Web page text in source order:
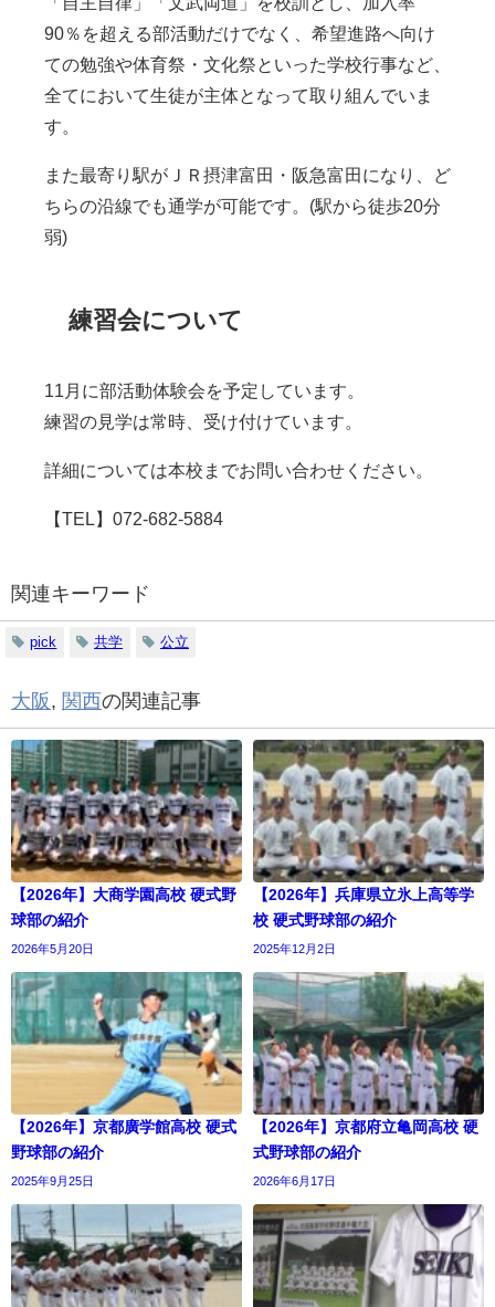
90％を超える部活動だけでなく、希望進路へ向け
ての勉強や体育祭・文化祭といった学校行事など、
全てにおいて生徒が主体となって取り組んでいま
す。
また最寄り駅がＪＲ摂津富田・阪急富田になり、ど
ちらの沿線でも通学が可能です。 (駅から徒歩20分
弱)
練習会について
11 月に部活動体験会を予定しています。
練習の見学は常時、受け付けています。
詳細については本校までお問い合わせください。
【TEL 】 072-682-5884
関連キーワード
pick 共学 公立
大阪, 関西の関連記事
【2026年】大商学園高校 硬式野
球部の紹介
2026年5月20日
【2026年】兵庫県立氷上高等学
校 硬式野球部の紹介
2025年12月2日
【2026年】京都廣学館高校 硬式
野球部の紹介
2025年9月25日
【2026年】京都府立亀岡高校 硬
式野球部の紹介
2026年6月17日